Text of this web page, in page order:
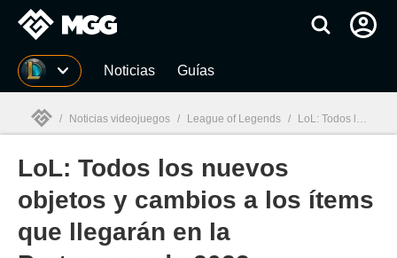
MGG Noticias Guías
MGG
/ Noticias videojuegos / League of Legends / LoL: Todos los nuevos objetos y cambios a los ítems que llegarán en la Pretemporada 2023
LoL: Todos los nuevos
objetos y cambios a los ítems
que llegarán en la